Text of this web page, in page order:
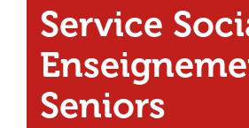
Service
Seniors